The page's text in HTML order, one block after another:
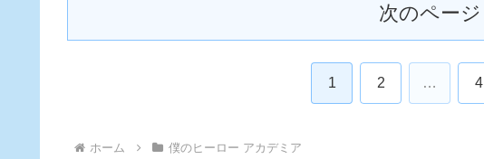
次のページ
1 2 … 4
ホーム 僕のヒーロー アカデミア